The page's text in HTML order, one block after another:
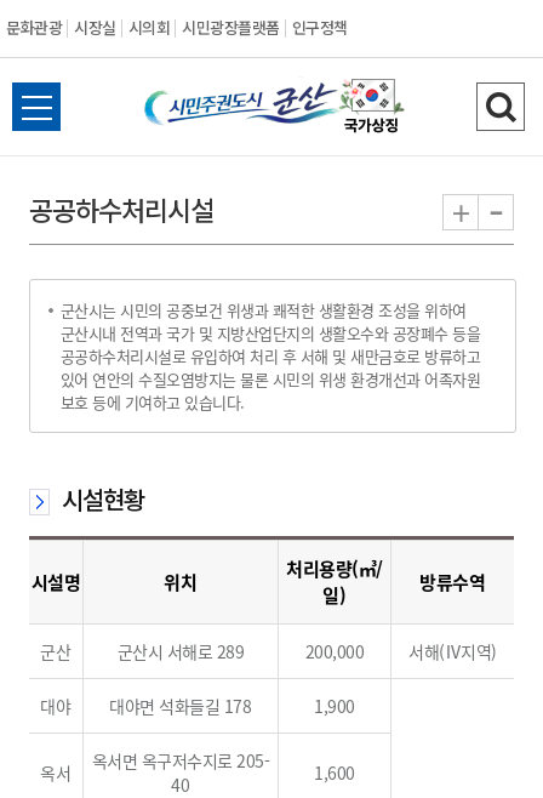
문화관광 시장실 시의회 시민광장플랫폼 인구정책
시
민
권
도
시
군
전
체
뉴
열
검
색
기
공공하수처리시설 + -
군산시는 시민의 공중보건 위생과 쾌적한 생활환경 조성을 위하여
군산시내 전역과 국가 및 지방산업단지의 생활오수와 공장폐수 등을
공공하수처리시설로 유입하여 처리 후 서해 및 새만금호로 방류하고
있어 연안의 수질오염방지는 물론 시민의 위생 환경개선과 어족자원
보호 등에 기여하고 있습니다.
시설현황
시설명 위치
처리용량(㎥/
일)
방류수역
군산 군산시 서해로 289 200,000 서해(Ⅳ지역)
대야 대야면 석화들길 178 1,900
옥서
옥서면 옥구저수지로 205-
40
1,600